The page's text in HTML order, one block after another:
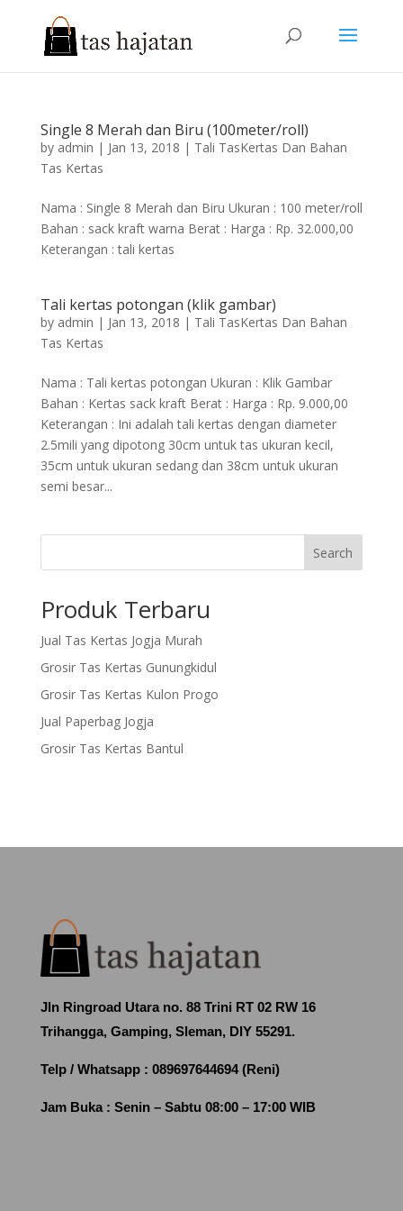
Single 8 Merah dan Biru (100meter/roll)
by admin | Jan 13, 2018 | Tali TasKertas Dan Bahan
Tas Kertas
Nama : Single 8 Merah dan Biru Ukuran : 100 meter/roll
Bahan : sack kraft warna Berat : Harga : Rp. 32.000,00
Keterangan : tali kertas
Tali kertas potongan (klik gambar)
by admin | Jan 13, 2018 | Tali TasKertas Dan Bahan
Tas Kertas
Nama : Tali kertas potongan Ukuran : Klik Gambar
Bahan : Kertas sack kraft Berat : Harga : Rp. 9.000,00
Keterangan : Ini adalah tali kertas dengan diameter
2.5mili yang dipotong 30cm untuk tas ukuran kecil,
35cm untuk ukuran sedang dan 38cm untuk ukuran
semi besar...
Search
Produk Terbaru
Jual Tas Kertas Jogja Murah
Grosir Tas Kertas Gunungkidul
Grosir Tas Kertas Kulon Progo
Jual Paperbag Jogja
Grosir Tas Kertas Bantul
Jln Ringroad Utara no. 88 Trini RT 02 RW 16
Trihangga, Gamping, Sleman, DIY 55291.
Telp / Whatsapp : 089697644694 (Reni)
Jam Buka : Senin – Sabtu 08:00 – 17:00 WIB